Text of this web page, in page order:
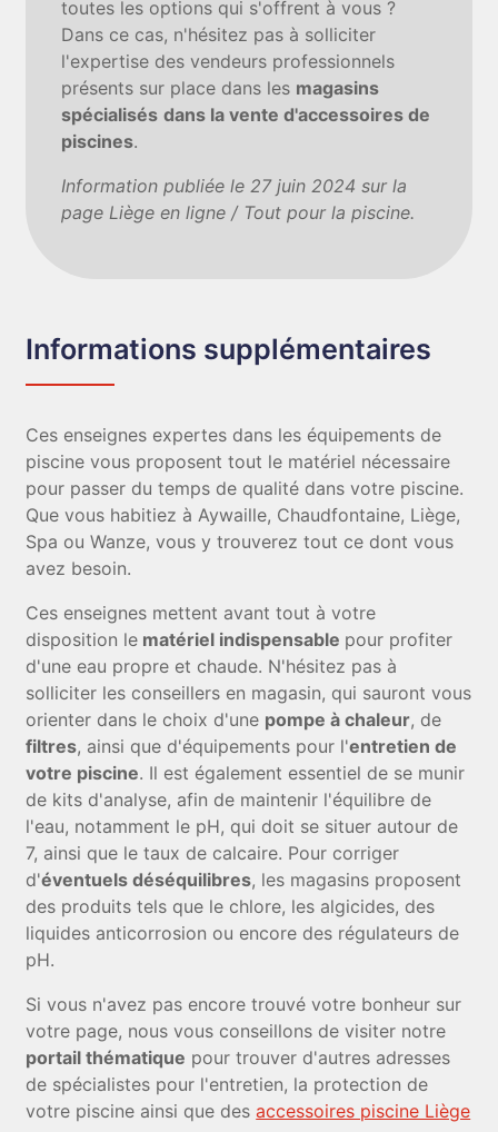
toutes les options qui s'offrent à vous ?
Dans ce cas, n'hésitez pas à solliciter
l'expertise des vendeurs professionnels
présents sur place dans les magasins
spécialisés dans la vente d'accessoires de
piscines.
Information publiée le 27 juin 2024 sur la
page Liège en ligne / Tout pour la piscine.
Informations supplémentaires
Ces enseignes expertes dans les équipements de
piscine vous proposent tout le matériel nécessaire
pour passer du temps de qualité dans votre piscine.
Que vous habitiez à Aywaille, Chaudfontaine, Liège,
Spa ou Wanze, vous y trouverez tout ce dont vous
avez besoin.
Ces enseignes mettent avant tout à votre
disposition le matériel indispensable pour profiter
d'une eau propre et chaude. N'hésitez pas à
solliciter les conseillers en magasin, qui sauront vous
orienter dans le choix d'une pompe à chaleur, de
filtres, ainsi que d'équipements pour l'entretien de
votre piscine. Il est également essentiel de se munir
de kits d'analyse, afin de maintenir l'équilibre de
l'eau, notamment le pH, qui doit se situer autour de
7, ainsi que le taux de calcaire. Pour corriger
d'éventuels déséquilibres, les magasins proposent
des produits tels que le chlore, les algicides, des
liquides anticorrosion ou encore des régulateurs de
pH.
Si vous n'avez pas encore trouvé votre bonheur sur
votre page, nous vous conseillons de visiter notre
portail thématique pour trouver d'autres adresses
de spécialistes pour l'entretien, la protection de
votre piscine ainsi que desaccessoires piscine Liège